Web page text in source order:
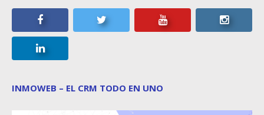
INMOWEB – EL CRM TODO EN UNO